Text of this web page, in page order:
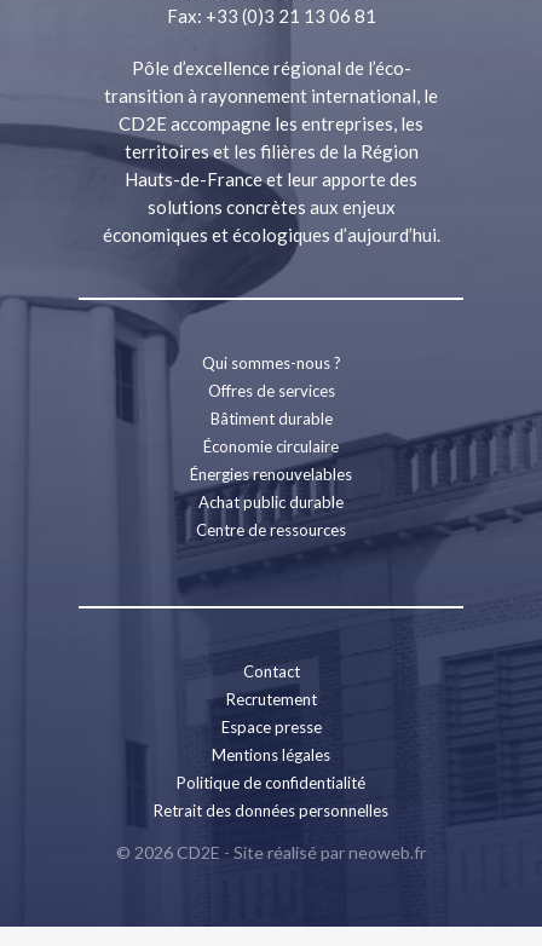
Fax: +33 (0)3 21 13 06 81
Pôle d’excellence régional de l’éco-
transition à rayonnement international, le
CD2E accompagne les entreprises, les
territoires et les filières de la Région
Hauts-de-France et leur apporte des
solutions concrètes aux enjeux
économiques et écologiques d’aujourd’hui.
Qui sommes-nous ?
Offres de services
Bâtiment durable
Économie circulaire
Énergies renouvelables
Achat public durable
Centre de ressources
Contact
Recrutement
Espace presse
Mentions légales
Politique de confidentialité
Retrait des données personnelles
© 2026 CD2E - Site réalisé parneoweb.fr